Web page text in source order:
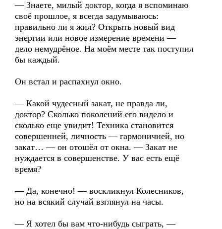
— Знаете, милый доктор, когда я вспоминаю
своё прошлое, я всегда задумываюсь:
правильно ли я жил? Открыть новый вид
энергии или новое измерение времени —
дело немудрёное. На моём месте так поступил
бы каждый.
Он встал и распахнул окно.
— Какой чудесный закат, не правда ли,
доктор? Сколько поколений его видело и
сколько еще увидит! Техника становится
совершенней, личность — гармоничней, но
закат… — он отошёл от окна. — Закат не
нуждается в совершенстве. У вас есть ещё
время?
— Да, конечно! — воскликнул Колесников,
но на всякий случай взглянул на часы.
— Я хотел бы вам что-нибудь сыграть, —